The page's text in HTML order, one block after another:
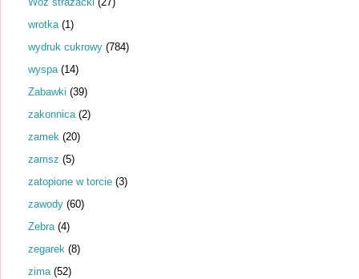
wrotka (1)
wydruk cukrowy (784)
wyspa (14)
Zabawki (39)
zakonnica (2)
zamek (20)
zamsz (5)
zatopione w torcie (3)
zawody (60)
Zebra (4)
zegarek (8)
zima (52)